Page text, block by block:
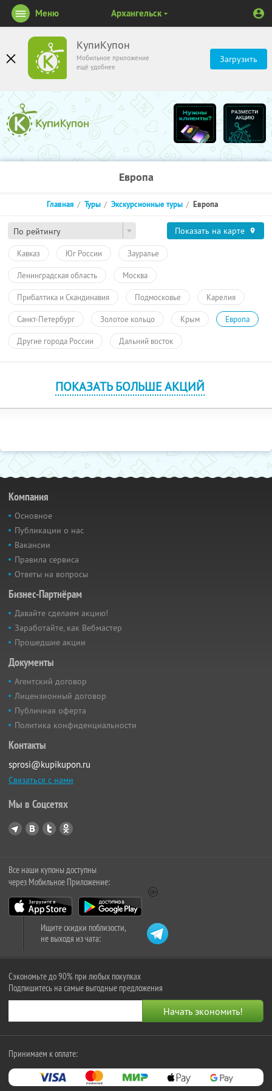
КупиКупон
Мобильное приложение
ещё удобнее
Загрузить
Меню Архангельск
Европа
По рейтингу
Главная Туры Экскурсионные туры Европа
Показать на карте
Кавказ Юг России Зауралье
Ленинградская область Москва
Прибалтика и Скандинавия Подмосковье Карелия
Санкт-Петербург Золотое кольцо Крым Европа
Другие города России Дальний восток
ПОКАЗАТЬ БОЛЬШЕ АКЦИЙ
Компания
Основное
Публикации о нас
Вакансии
Правила сервиса
Ответы на вопросы
Бизнес-Партнёрам
Давайте сделаем акцию!
Заработайте, как Вебмастер
Прошедшие акции
Документы
Агентский договор
Лицензионный договор
Публичная оферта
Политика конфиденциальности
Контакты
sprosi@kupikupon.ru
Связаться с нами
Мы в Соцсетях
Все наши купоны доступны
через Мобильное Приложение:
Ищите скидки поблизости,
не выходя из чата:
Сэкономьте до 90% при любых покупках
Подпишитесь на самые выгодные предложения
Принимаем к оплате: